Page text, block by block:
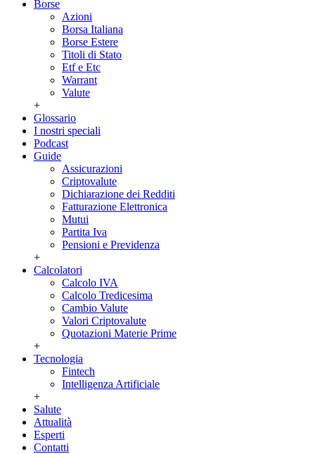
Borse
Azioni
Borsa Italiana
Borse Estere
Titoli di Stato
Etf e Etc
Warrant
Valute
+
Glossario
I nostri speciali
Podcast
Guide
Assicurazioni
Criptovalute
Dichiarazione dei Redditi
Fatturazione Elettronica
Mutui
Partita Iva
Pensioni e Previdenza
+
Calcolatori
Calcolo IVA
Calcolo Tredicesima
Cambio Valute
Valori Criptovalute
Quotazioni Materie Prime
+
Tecnologia
Fintech
Intelligenza Artificiale
+
Salute
Attualità
Esperti
Contatti